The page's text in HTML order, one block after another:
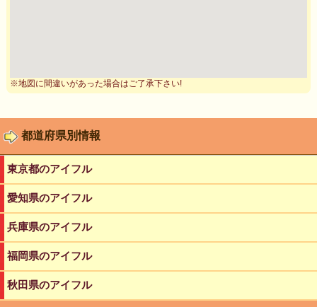
※地図に間違いがあった場合はご了承下さい!
都道府県別情報
東京都のアイフル
愛知県のアイフル
兵庫県のアイフル
福岡県のアイフル
秋田県のアイフル